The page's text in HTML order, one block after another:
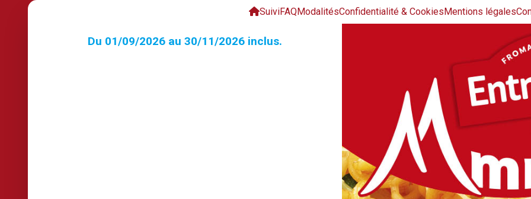
SuiviFAQModalitésConfidentialité & CookiesMentions légales
Du 01/09/2026 au 30/11/2026 inclus.